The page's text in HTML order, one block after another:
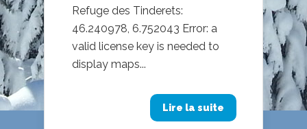
Refuge des Tinderets:
46.240978, 6.752043 Error: a
valid license key is needed to
display maps...
Lire la suite